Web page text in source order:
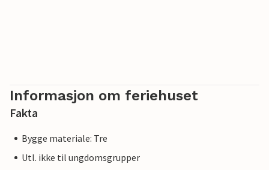
Informasjon om feriehuset
Fakta
Bygge materiale: Tre
Utl. ikke til ungdomsgrupper